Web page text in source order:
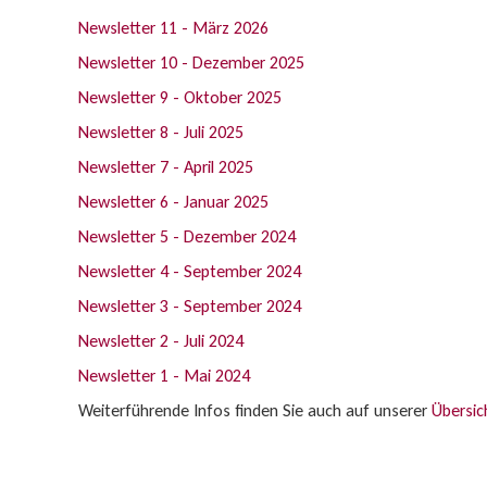
Newsletter 11 - März 2026
Newsletter 10 - Dezember 2025
Newsletter 9 - Oktober 2025
Newsletter 8 - Juli 2025
Newsletter 7 - April 2025
Newsletter 6 - Januar 2025
Newsletter 5 - Dezember 2024
Newsletter 4 - September 2024
Newsletter 3 - September 2024
Newsletter 2 - Juli 2024
Newsletter 1 - Mai 2024
Weiterführende Infos finden Sie auch auf unserer